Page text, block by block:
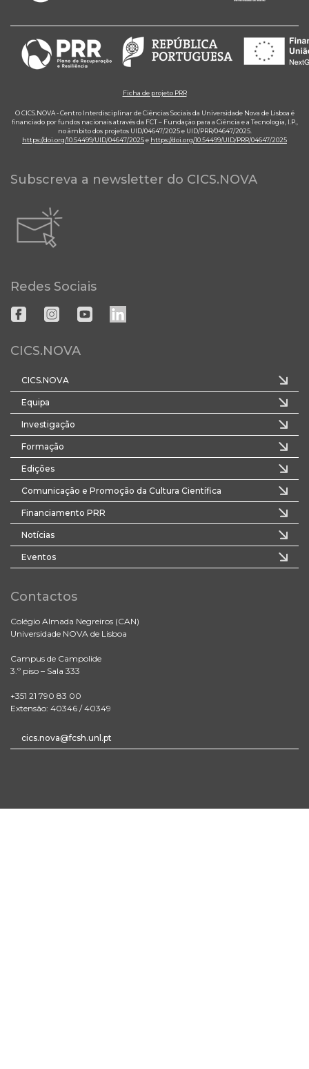
Ficha de projeto PRR
O CICS.NOVA - Centro Interdisciplinar de Ciências Sociais da Universidade Nova de Lisboa é
financiado por fundos nacionais através da FCT – Fundação para a Ciência e a Tecnologia, I.P.,
no âmbito dos projetos UID/04647/2025 e UID/PRR/04647/2025.
https://doi.org/10.54499/UID/04647/2025e https://doi.org/10.54499/UID/PRR/04647/2025
Subscreva a newsletter do CICS.NOVA
Redes Sociais
CICS.NOVA
CICS.NOVA
Equipa
Investigação
Formação
Edições
Comunicação e Promoção da Cultura Científica
Financiamento PRR
Notícias
Eventos
Contactos
Colégio Almada Negreiros (CAN)
Universidade NOVA de Lisboa
Campus de Campolide
3.º piso – Sala 333
+351 21 790 83 00
Extensão: 40346 / 40349
cics.nova@fcsh.unl.pt